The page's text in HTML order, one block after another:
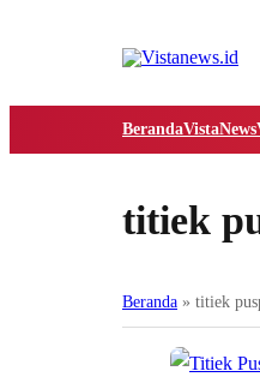
BerandaVistaNews
titiek
Beranda » titiek